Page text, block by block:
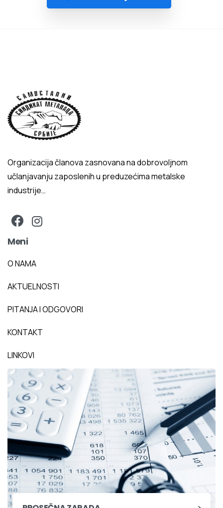
Organizacija članova zasnovana na dobrovoljnom
učlanjavanju zaposlenih u preduzećima metalske
industrije…
Meni
O NAMA
AKTUELNOSTI
PITANJA I ODGOVORI
KONTAKT
LINKOVI